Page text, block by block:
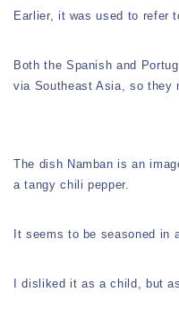
Earlier, it was used to refer
Both the Spanish and
via Southeast Asia, so they
The dish Namban is an
a tangy chili pepper.
It seems to be seasoned in
I disliked it as a child, but